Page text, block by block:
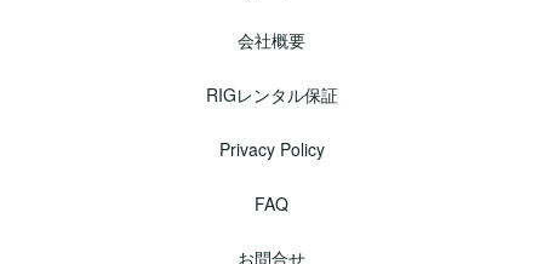
会社概要
RIGレンタル保証
Privacy Policy
FAQ
お問合せ